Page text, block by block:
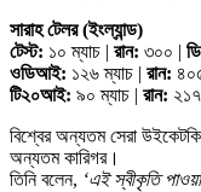
সারাহ টেলর (ইংল্যান্ড)
টেস্ট: ১০ ম্যাচ | রান: ৩০০ |
ওডিআই: ১২৬ ম্যাচ | রান:
টি২০আই: ৯০ ম্যাচ | রান:
বিশ্বের অন্যতম সেরা
অন্যতম কারিগর।
তিনি বলেন, ‘এই স্বীকৃতি